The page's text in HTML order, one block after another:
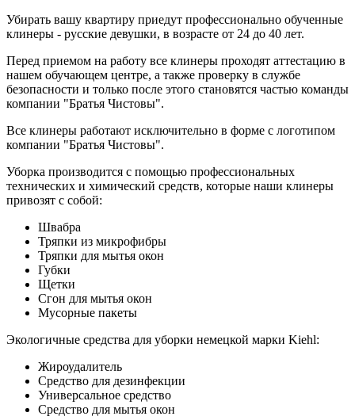
Убирать вашу квартиру приедут профессионально обученные
клинеры - русские девушки, в возрасте от 24 до 40 лет.
Перед приемом на работу все клинеры проходят аттестацию в
нашем обучающем центре, а также проверку в службе
безопасности и только после этого становятся частью команды
компании "Братья Чистовы".
Все клинеры работают исключительно в форме с логотипом
компании "Братья Чистовы".
Уборка производится с помощью профессиональных
технических и химический средств, которые наши клинеры
привозят с собой:
Швабра
Тряпки из микрофибры
Тряпки для мытья окон
Губки
Щетки
Сгон для мытья окон
Мусорные пакеты
Экологичные средства для уборки немецкой марки Kiehl:
Жироудалитель
Средство для дезинфекции
Универсальное средство
Средство для мытья окон